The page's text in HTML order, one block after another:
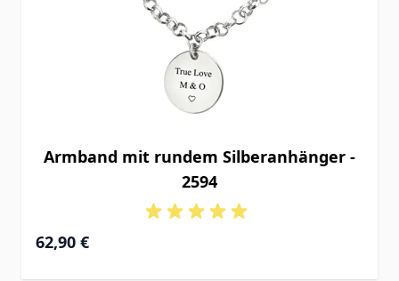
Armband mit rundem Silberanhänger -
2594
62,90 €